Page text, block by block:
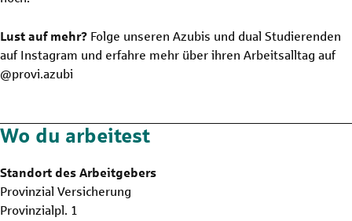
Lust auf mehr? Folge unseren Azubis und dual Studierenden
auf Instagram und erfahre mehr über ihren Arbeitsalltag auf
@provi.azubi
Wo du arbeitest
Standort des Arbeitgebers
Provinzial Versicherung
Provinzialpl. 1